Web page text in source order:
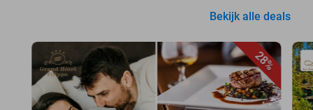
Bekijk alle deals
28%